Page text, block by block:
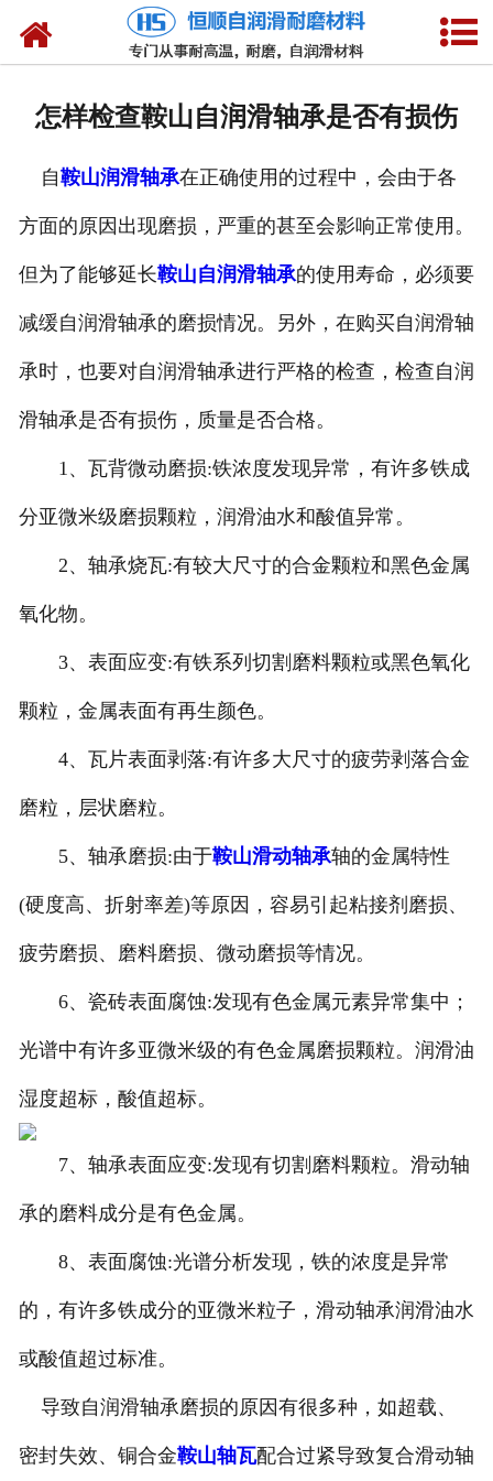
网站首页
合作客户
公司概况
联系我们
怎样检查鞍山自润滑轴承是否有损伤
自鞍山润滑轴承在正确使用的过程中，会由于各
方面的原因出现磨损，严重的甚至会影响正常使用。
但为了能够延长鞍山自润滑轴承的使用寿命，必须要
减缓自润滑轴承的磨损情况。另外，在购买自润滑轴
承时，也要对自润滑轴承进行严格的检查，检查自润
滑轴承是否有损伤，质量是否合格。
1、瓦背微动磨损:铁浓度发现异常，有许多铁成
分亚微米级磨损颗粒，润滑油水和酸值异常。
2、轴承烧瓦:有较大尺寸的合金颗粒和黑色金属
氧化物。
3、表面应变:有铁系列切割磨料颗粒或黑色氧化
颗粒，金属表面有再生颜色。
4、瓦片表面剥落:有许多大尺寸的疲劳剥落合金
磨粒，层状磨粒。
5、轴承磨损:由于鞍山滑动轴承轴的金属特性
(硬度高、折射率差)等原因，容易引起粘接剂磨损、
疲劳磨损、磨料磨损、微动磨损等情况。
6、瓷砖表面腐蚀:发现有色金属元素异常集中；
光谱中有许多亚微米级的有色金属磨损颗粒。润滑油
湿度超标，酸值超标。
7、轴承表面应变:发现有切割磨料颗粒。滑动轴
承的磨料成分是有色金属。
8、表面腐蚀:光谱分析发现，铁的浓度是异常
的，有许多铁成分的亚微米粒子，滑动轴承润滑油水
或酸值超过标准。
导致自润滑轴承磨损的原因有很多种，如超载、
密封失效、铜合金鞍山轴瓦配合过紧导致复合滑动轴